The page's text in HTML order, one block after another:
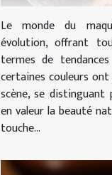
Le monde du
évolution, offrant
termes de
certaines couleurs
scène, se
en valeur la beauté
touche...